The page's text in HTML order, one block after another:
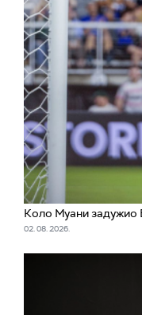
Коло Муани задужио
02. 08. 2026.